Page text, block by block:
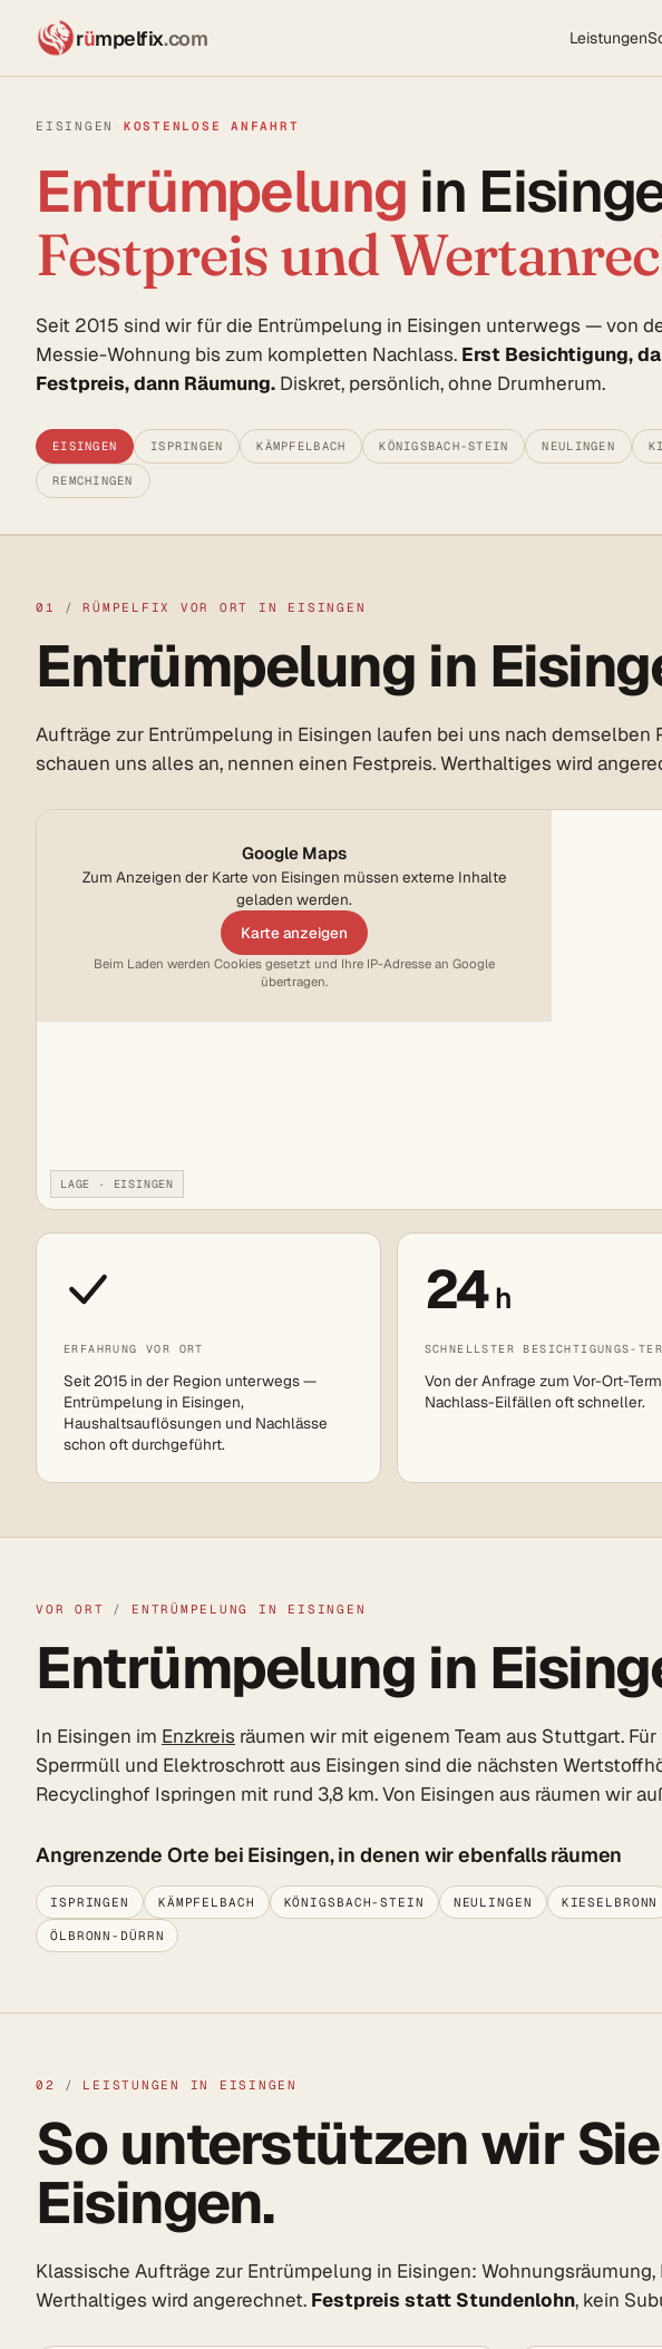
rümpelfix.com Leistungen
EISINGEN · KOSTENLOSE ANFAHRT
Entrümpelung in
Festpreis und
Seit 2015 sind wir für die Entrümpelung in Eisingen unterwegs — von
Messie-Wohnung bis zum kompletten Nachlass. Erst Besichtigung,
Festpreis, dann Räumung. Diskret, persönlich, ohne Drumherum.
EISINGEN ISPRINGEN KÄMPFELBACH KÖNIGSBACH-STEIN NEULINGEN
REMCHINGEN
01 / RÜMPELFIX VOR ORT IN EISINGEN
Entrümpelung in
Aufträge zur Entrümpelung in Eisingen laufen bei uns nach
schauen uns alles an, nennen einen Festpreis. Werthaltiges wird
Google Maps
Zum Anzeigen der Karte von Eisingen müssen externe Inhalte
geladen werden.
Karte anzeigen
Beim Laden werden Cookies gesetzt und Ihre IP-Adresse an Google
übertragen.
LAGE · EISINGEN
ERFAHRUNG VOR ORT
Seit 2015 in der Region unterwegs —
Entrümpelung in Eisingen,
Haushaltsauflösungen und Nachlässe
schon oft durchgeführt.
24h
SCHNELLSTER BESICHTIGUNGS-
Von der Anfrage zum Vor-Ort-
Nachlass-Eilfällen oft schneller.
VOR ORT / ENTRÜMPELUNG IN EISINGEN
Entrümpelung in
In Eisingen im Enzkreis räumen wir mit eigenem Team aus Stuttgart.
Sperrmüll und Elektroschrott aus Eisingen sind die nächsten
Recyclinghof Ispringen mit rund 3,8 km. Von Eisingen aus räumen wir
Angrenzende Orte bei Eisingen, in denen wir ebenfalls räumen
ISPRINGEN KÄMPFELBACH KÖNIGSBACH-STEIN NEULINGEN KIESELBRONN
ÖLBRONN-DÜRRN
02 / LEISTUNGEN IN EISINGEN
So unterstützen wir
Eisingen.
Klassische Aufträge zur Entrümpelung in Eisingen:
Werthaltiges wird angerechnet. Festpreis statt Stundenlohn, kein